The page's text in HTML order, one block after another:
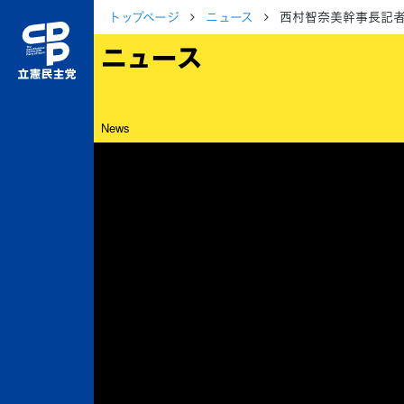
トップページ ニュース 西村智奈美幹事長記
ニュース
News